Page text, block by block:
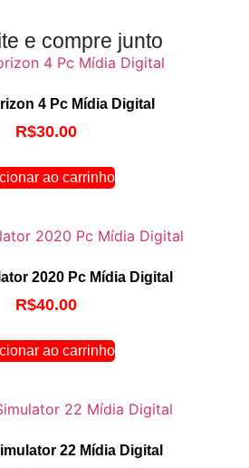
e compre junto
4 Pc Mídia Digital
R$30.00
ao carrinho
2020 Pc Mídia Digital
R$40.00
ao carrinho
22 Mídia Digital